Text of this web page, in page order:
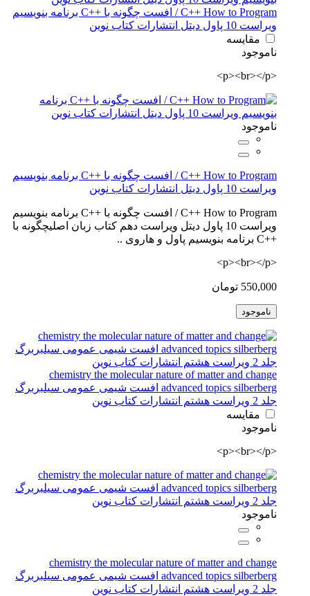
C++ How to Program / افست چگونه با ++C برنامه بنویسیم
ویراست 10 پاول دیتل انتشارات کتاب نوین
مقایسه
ناموجود
<p><br></p>
ناموجود
C++ How to Program / افست چگونه با ++C برنامه بنویسیم
ویراست 10 پاول دیتل انتشارات کتاب نوین
C++ How to Program / افست چگونه با ++C برنامه بنویسیم
ویراست 10 پاول دیتل ویراست دهم کتاب زبان اصلیچگونه با
++C برنامه بنویسیم پاول و هاروی ..
<p><br></p>
550,000 تومان
ناموجود
chemistry the molecular nature of matter and change
advanced topics silberberg افست شیمی عمومی سیلبربرگ
جلد 2 ویراست هشتم انتشارات کتاب نوین
مقایسه
ناموجود
<p><br></p>
ناموجود
chemistry the molecular nature of matter and change
advanced topics silberberg افست شیمی عمومی سیلبربرگ
جلد 2 ویراست هشتم انتشارات کتاب نوین